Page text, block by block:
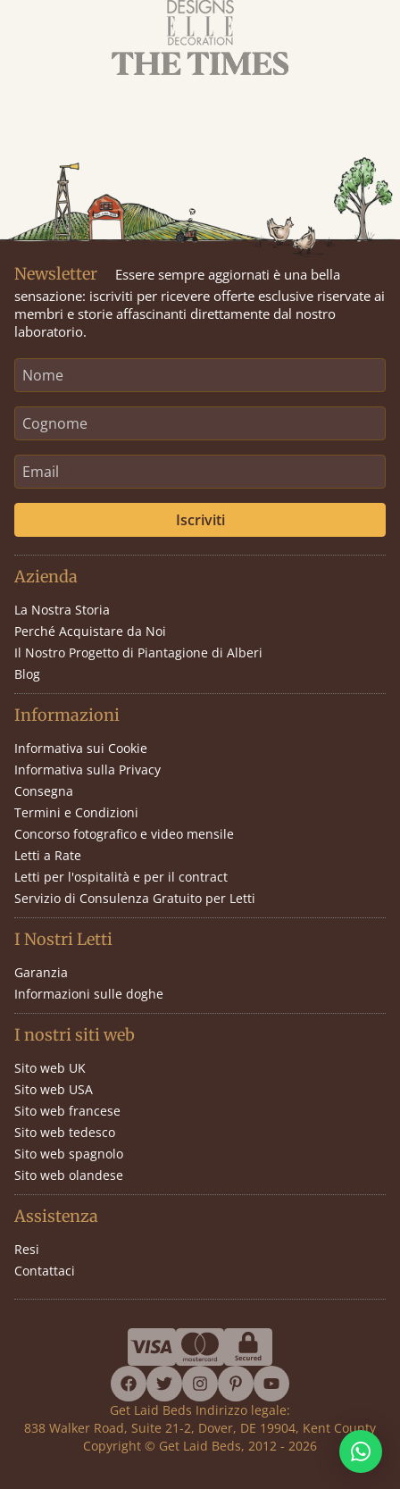
Newsletter
Essere sempre aggiornati è una bella
sensazione: iscriviti per ricevere offerte esclusive riservate ai
membri e storie affascinanti direttamente dal nostro
laboratorio.
Iscriviti
Azienda
La Nostra Storia
Perché Acquistare da Noi
Il Nostro Progetto di Piantagione di Alberi
Blog
Informazioni
Informativa sui Cookie
Informativa sulla Privacy
Consegna
Termini e Condizioni
Concorso fotografico e video mensile
Letti a Rate
Letti per l'ospitalità e per il contract
Servizio di Consulenza Gratuito per Letti
I Nostri Letti
Garanzia
Informazioni sulle doghe
I nostri siti web
Sito web UK
Sito web USA
Sito web francese
Sito web tedesco
Sito web spagnolo
Sito web olandese
Assistenza
Resi
Contattaci
facebook
twitterinstagram
pinterestyoutube
Get Laid Beds Indirizzo legale:
838 Walker Road, Suite 21-2, Dover, DE 19904, Kent County
Copyright © Get Laid Beds, 2012 - 2026